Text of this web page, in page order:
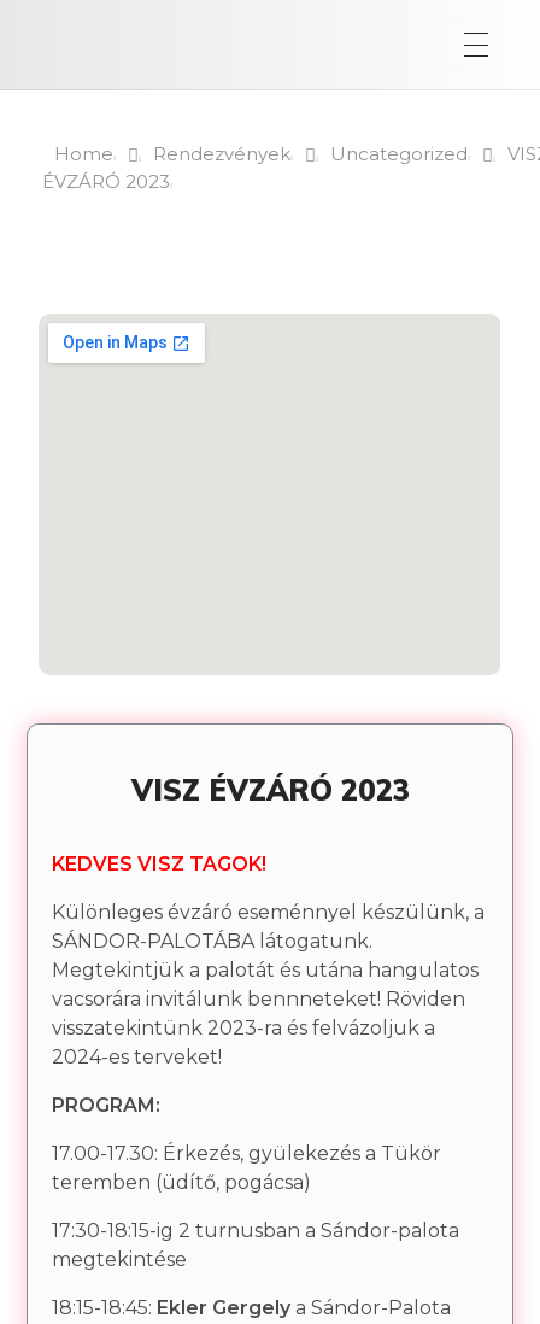
Home Rendezvények Uncategorized
ÉVZÁRÓ 2023
VISZ ÉVZÁRÓ 2023
KEDVES VISZ TAGOK!
Különleges évzáró eseménnyel készülünk, a
SÁNDOR-PALOTÁBA látogatunk.
Megtekintjük a palotát és utána hangulatos
vacsorára invitálunk bennneteket! Röviden
visszatekintünk 2023-ra és felvázoljuk a
2024-es terveket!
PROGRAM:
17.00-17.30: Érkezés, gyülekezés a Tükör
teremben (üdítő, pogácsa)
17:30-18:15-ig 2 turnusban a Sándor-palota
megtekintése
18:15-18:45: Ekler Gergely a Sándor-Palota